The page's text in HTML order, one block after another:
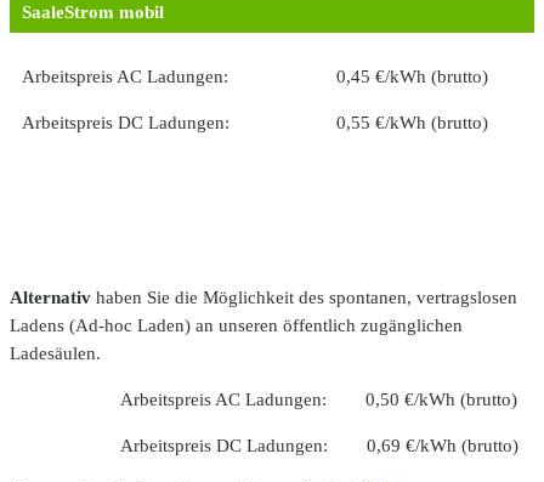
SaaleStrom mobil
Arbeitspreis AC Ladungen: 0,45 €/kWh (brutto)
Arbeitspreis DC Ladungen: 0,55 €/kWh (brutto)
Alternativ haben Sie die Möglichkeit des spontanen, vertragslosen
Ladens (Ad-hoc Laden) an unseren öffentlich zugänglichen
Ladesäulen.
Arbeitspreis AC Ladungen: 0,50 €/kWh (brutto)
Arbeitspreis DC Ladungen: 0,69 €/kWh (brutto)